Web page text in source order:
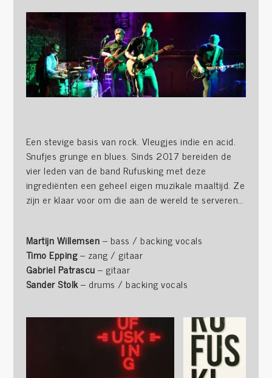
Een stevige basis van rock. Vleugjes indie en acid.
Snufjes grunge en blues. Sinds 2017 bereiden de
vier leden van de band Rufusking met deze
ingrediënten een geheel eigen muzikale maaltijd. Ze
zijn er klaar voor om die aan de wereld te serveren…
Martijn Willemsen– bass / backing vocals
Timo Epping– zang / gitaar
Gabriel Patrascu– gitaar
Sander Stolk– drums / backing vocals